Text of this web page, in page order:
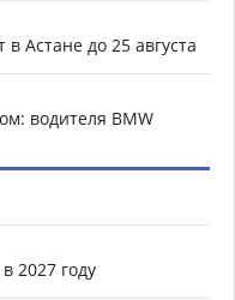
Астане до 25 августа
водителя BMW
2027 году